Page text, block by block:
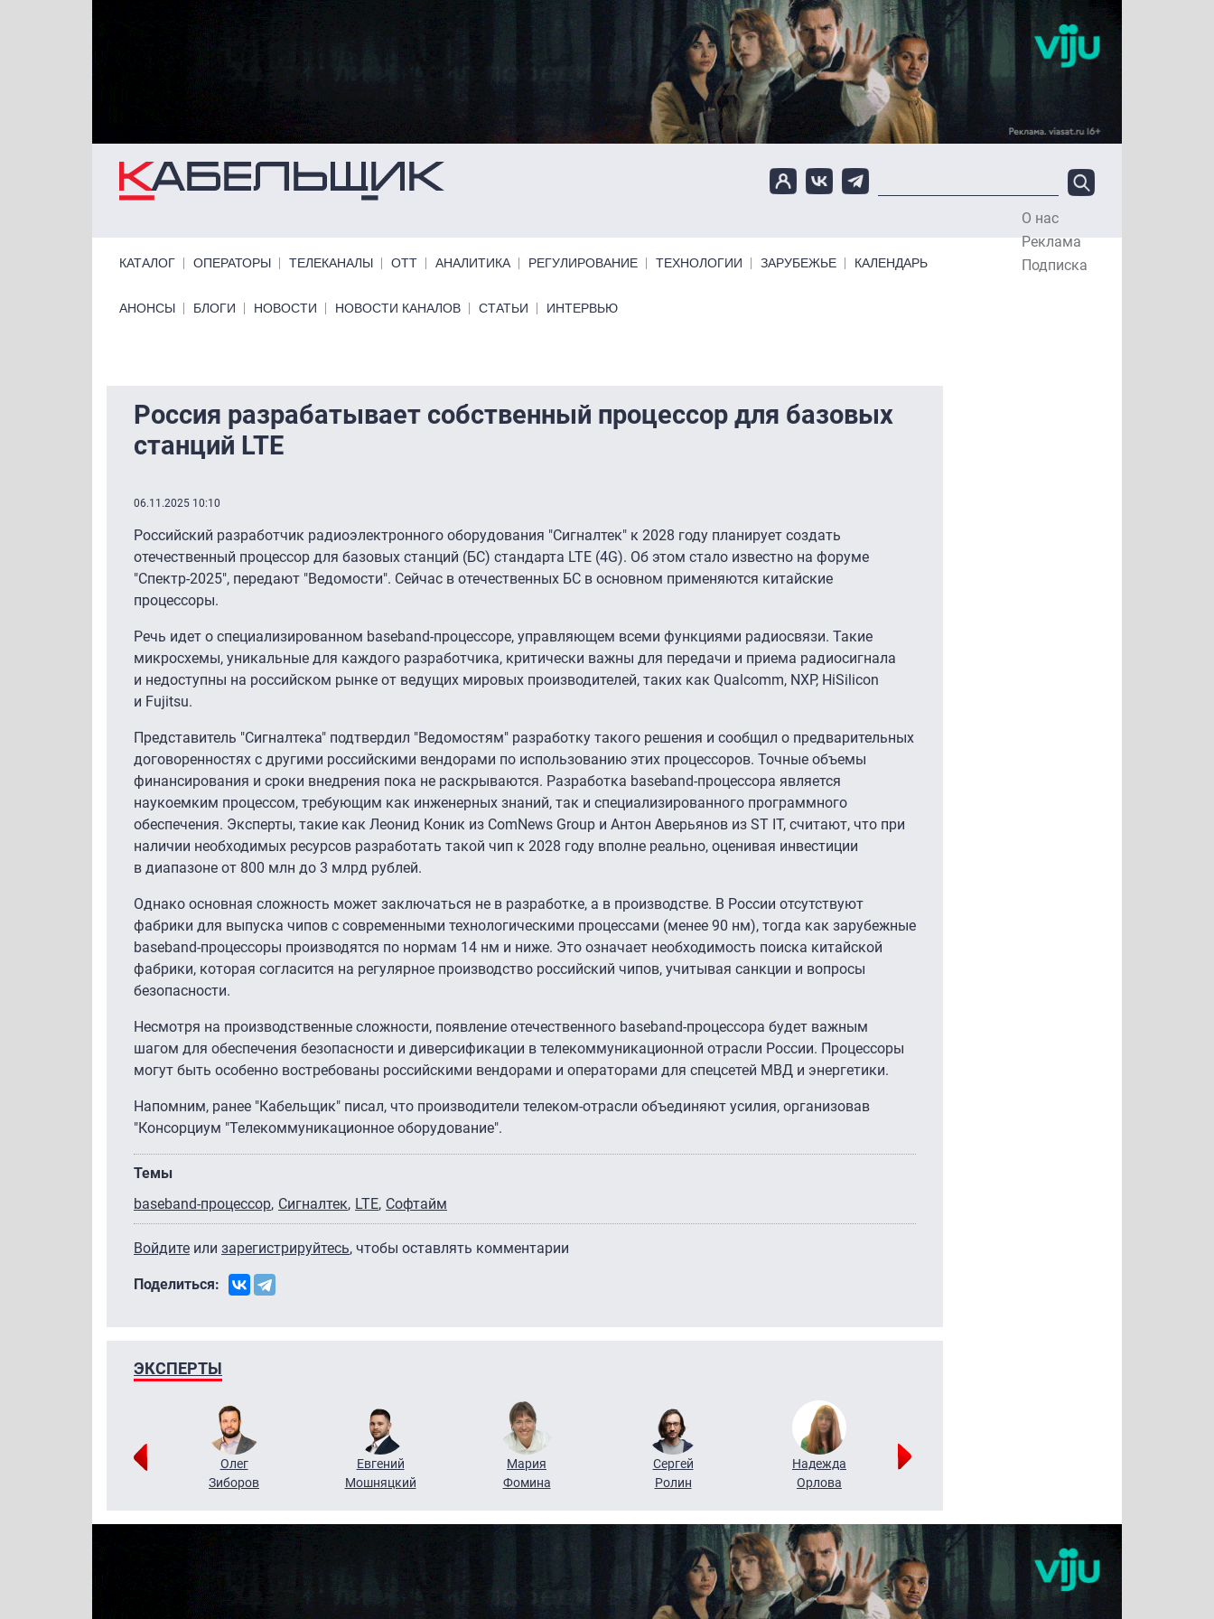
Перейти к основному содержанию
О нас
Реклама
Подписка
КАТАЛОГ ОПЕРАТОРЫ ТЕЛЕКАНАЛЫ ОТТ АНАЛИТИКА РЕГУЛИРОВАНИЕ ТЕХНОЛОГИИ ЗАРУБЕЖЬЕ КАЛЕНДАРЬ
Primary links bottom
АНОНСЫ БЛОГИ НОВОСТИ НОВОСТИ КАНАЛОВ СТАТЬИ ИНТЕРВЬЮ
Россия разрабатывает собственный процессор для базовых
станций LTE
06.11.2025 10:10
Российский разработчик радиоэлектронного оборудования "Сигналтек" к 2028 году планирует создать
отечественный процессор для базовых станций (БС) стандарта LTE (4G). Об этом стало известно на форуме
"Спектр-2025″, передают "Ведомости". Сейчас в отечественных БС в основном применяются китайские
процессоры.
Речь идет о специализированном baseband-процессоре, управляющем всеми функциями радиосвязи. Такие
микросхемы, уникальные для каждого разработчика, критически важны для передачи и приема радиосигнала
и недоступны на российском рынке от ведущих мировых производителей, таких как Qualcomm, NXP, HiSilicon
и Fujitsu.
Представитель "Сигналтека" подтвердил "Ведомостям" разработку такого решения и сообщил о предварительных
договоренностях с другими российскими вендорами по использованию этих процессоров. Точные объемы
финансирования и сроки внедрения пока не раскрываются. Разработка baseband-процессора является
наукоемким процессом, требующим как инженерных знаний, так и специализированного программного
обеспечения. Эксперты, такие как Леонид Коник из ComNews Group и Антон Аверьянов из ST IT, считают, что при
наличии необходимых ресурсов разработать такой чип к 2028 году вполне реально, оценивая инвестиции
в диапазоне от 800 млн до 3 млрд рублей.
Однако основная сложность может заключаться не в разработке, а в производстве. В России отсутствуют
фабрики для выпуска чипов с современными технологическими процессами (менее 90 нм), тогда как зарубежные
baseband-процессоры производятся по нормам 14 нм и ниже. Это означает необходимость поиска китайской
фабрики, которая согласится на регулярное производство российский чипов, учитывая санкции и вопросы
безопасности.
Несмотря на производственные сложности, появление отечественного baseband-процессора будет важным
шагом для обеспечения безопасности и диверсификации в телекоммуникационной отрасли России. Процессоры
могут быть особенно востребованы российскими вендорами и операторами для спецсетей МВД и энергетики.
Напомним, ранее "Кабельщик" писал, что производители телеком-отрасли объединяют усилия, организовав
"Консорциум "Телекоммуникационное оборудование".
Темы
baseband-процессор Сигналтек LTE Софтайм
Войдите или зарегистрируйтесь, чтобы оставлять комментарии
Поделиться:
ЭКСПЕРТЫ
Олег
Зиборов
Евгений
Мошняцкий
Мария
Фомина
Сергей
Ролин
Надежда
Орлова